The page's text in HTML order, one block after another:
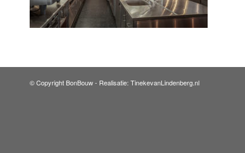
© Copyright BonBouw - Realisatie: TinekevanLindenberg.nl